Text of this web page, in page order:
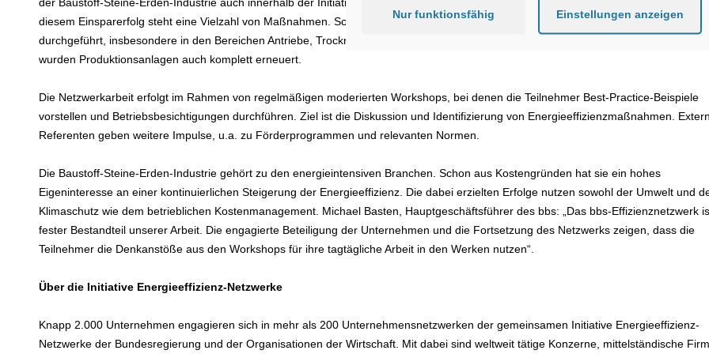
diesem Einsparerfolg steht eine Vielzahl von Maßnahmen. Schwerpunktmäßig wurden von den Unternehmen Prozessoptimierungen
durchgeführt, insbesondere in den Bereichen Antriebe, Trocknungs- und Mahl-anlagen, Ofentechnik und Druckluftversorgung.
wurden Produktionsanlagen auch komplett erneuert.
Die Netzwerkarbeit erfolgt im Rahmen von regelmäßigen moderierten Workshops, bei denen die Teilnehmer Best-Practice-Beispiele
vorstellen und Betriebsbesichtigungen durchführen. Ziel ist die Diskussion und Identifizierung von Energieeffizienzmaßnahmen.
Referenten geben weitere Impulse, u.a. zu Förderprogrammen und relevanten Normen.
Die Baustoff-Steine-Erden-Industrie gehört zu den energieintensiven Branchen. Schon aus Kostengründen hat sie ein hohes
Eigeninteresse an einer kontinuierlichen Steigerung der Energieeffizienz. Die dabei erzielten Erfolge nutzen sowohl der Umwelt und
Klimaschutz wie dem betrieblichen Kostenmanagement. Michael Basten, Hauptgeschäftsführer des bbs: „Das bbs-Effizienznetzwerk
fester Bestandteil unserer Arbeit. Die engagierte Beteiligung der Unternehmen und die Fortsetzung des Netzwerks zeigen, dass die
Teilnehmer die Denkanstöße aus den Workshops für ihre tagtägliche Arbeit in den Werken nutzen“.
Über die Initiative Energieeffizienz-Netzwerke
Knapp 2.000 Unternehmen engagieren sich in mehr als 200 Unternehmensnetzwerken der gemeinsamen Initiative Energieeffizienz-
Netzwerke der Bundesregierung und der Organisationen der Wirtschaft. Mit dabei sind weltweit tätige Konzerne, mittelständische
Nur funktionsfähig Einstellungen anzeigen